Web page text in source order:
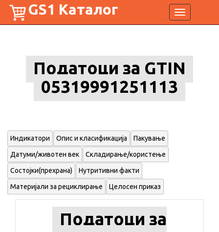
Toggle
navigation
GS1 Каталог
Податоци за GTIN
05319991251113
Индикатори Опис и класификација Пакување
Датуми/животен век Складирање/користење
Состојки(прехрана) Нутритивни факти
Материјали за рециклирање Целосен приказ
Податоци за